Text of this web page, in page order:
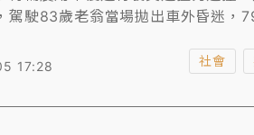
駕駛83歲老翁當場拋出車外昏迷，
17:28 社會